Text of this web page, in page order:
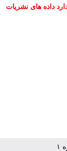
داده های نشریات